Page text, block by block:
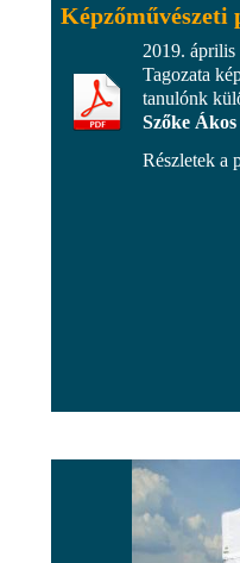
Képzőművészeti
2019. április
Tagozata
tanulónk
Szőke Ákos
Részletek a